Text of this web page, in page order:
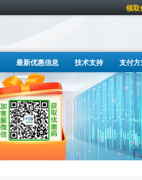
领取
最新优惠信息 技术支持 支付